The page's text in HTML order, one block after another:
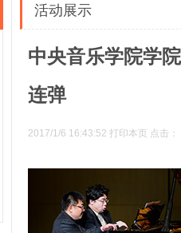
活动展示
中央音乐学院学
连弹
2017/1/6 16:43:52 打印本页 点击：